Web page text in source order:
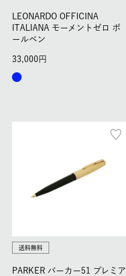
LEONARDO OFFICINA
ITALIANA モーメントゼロ ボ
ールペン
33,000
送料無料
PARKER パーカー51 プレミア